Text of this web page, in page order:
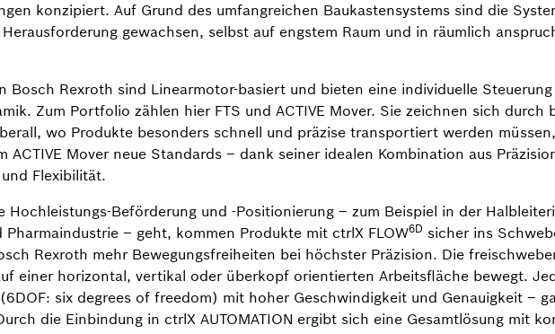
konzipiert. Auf Grund des umfangreichen Baukastensystems sind die
gewachsen, selbst auf engstem Raum und in räumlich
Bosch Rexroth sind Linearmotor-basiert und bieten eine individuelle
Zum Portfolio zählen hier FTS und ACTIVE Mover. Sie zeichnen sich durch
wo Produkte besonders schnell und präzise transportiert werden
ACTIVE Mover neue Standards – dank seiner idealen Kombination aus
Flexibilität.
Hochleistungs-Beförderung und -Positionierung – zum Beispiel in der
– geht, kommen Produkte mit ctrlX FLOW6D sicher ins
Rexroth mehr Bewegungsfreiheiten bei höchster Präzision. Die
einer horizontal, vertikal oder überkopf orientierten Arbeitsfläche bewegt.
six degrees of freedom) mit hoher Geschwindigkeit und Genauigkeit –
die Einbindung in ctrlX AUTOMATION ergibt sich eine Gesamtlösung mit